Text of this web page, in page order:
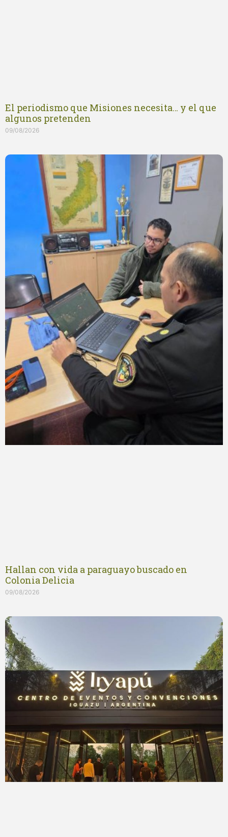
El periodismo que Misiones necesita… y el que
algunos pretenden
09/08/2026
Hallan con vida a paraguayo buscado en
Colonia Delicia
09/08/2026